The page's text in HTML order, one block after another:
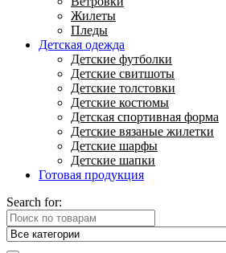
Жилеты
Пледы
Детская одежда
Детские футболки
Детские свитшоты
Детские толстовки
Детские костюмы
Детская спортивная форма
Детские вязаные жилетки
Детские шарфы
Детские шапки
Готовая продукция
Search for: